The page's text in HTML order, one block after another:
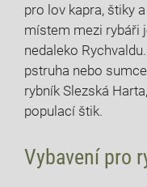
pro‌ lov kapra, štiky
místem mezi rybáři
nedaleko
pstruha nebo
rybník Slezská
populací ⁢štik.
Vybavení pro